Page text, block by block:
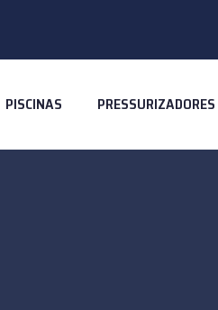
PISCINAS PRESSURIZADORES